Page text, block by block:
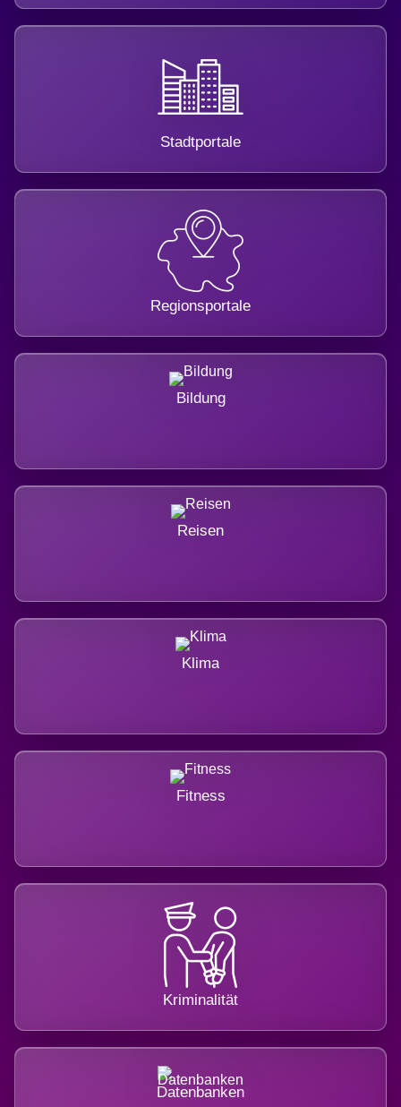
Stadtportale
Regionsportale
Bildung
Reisen
Klima
Fitness
Kriminalität
Datenbanken